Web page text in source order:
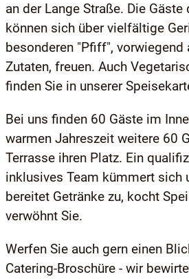
an der Lange Straße. Die Gäste
können sich über vielfältige
besonderen "Pfiff", vorwiegend
Zutaten, freuen. Auch
finden Sie in unserer
Bei uns finden 60 Gäste im
warmen Jahreszeit weitere 60
Terrasse ihren Platz. Ein
inklusives Team kümmert sich
bereitet Getränke zu, kocht
verwöhnt Sie.
Werfen Sie auch gern einen
Catering-Broschüre - wir